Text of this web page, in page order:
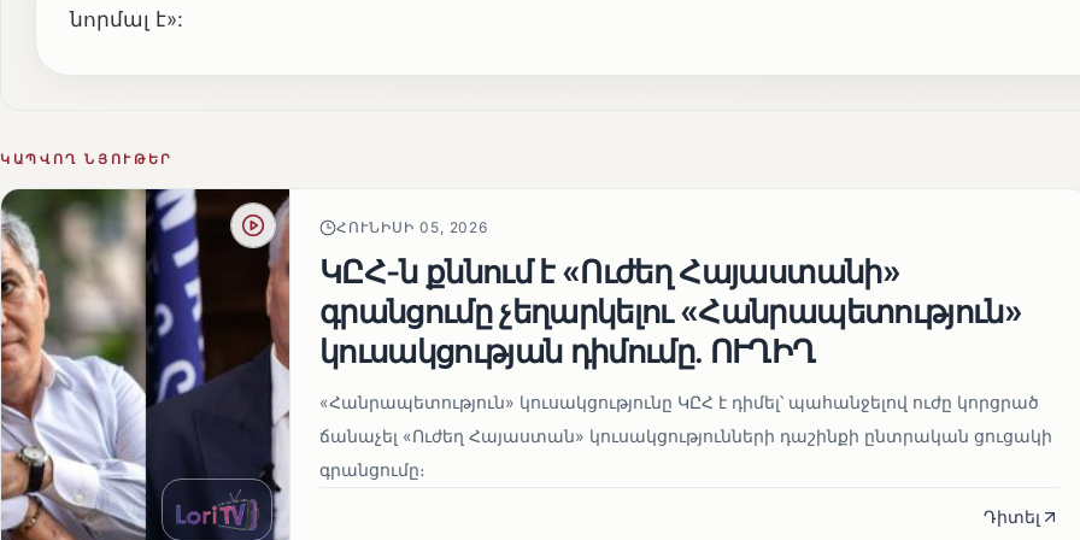
նորմալ է»:
ԿԱՊՎՈՂ ՆՅՈՒԹԵՐ
ՀՈՒՆԻՍԻ 05, 2026
ԿԸՀ-ն քննում է «Ուժեղ Հայաստանի»
գրանցումը չեղարկելու «Հանրապետություն»
կուսակցության դիմումը. ՈՒՂԻՂ
«Հանրապետություն» կուսակցությունը ԿԸՀ է դիմել՝ պահանջելով ուժը կորցրած
ճանաչել «Ուժեղ Հայաստան» կուսակցությունների դաշինքի ընտրական ցուցակի
գրանցումը։
Դիտել